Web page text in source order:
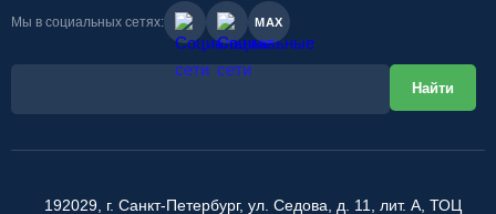
Мы в социальных сетях: MAX
192029, г. Санкт-Петербург, ул. Седова, д. 11, лит. А, ТОЦ